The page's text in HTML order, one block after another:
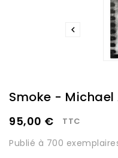

Smoke - Michael
95,00 € TTC
Publié à 700